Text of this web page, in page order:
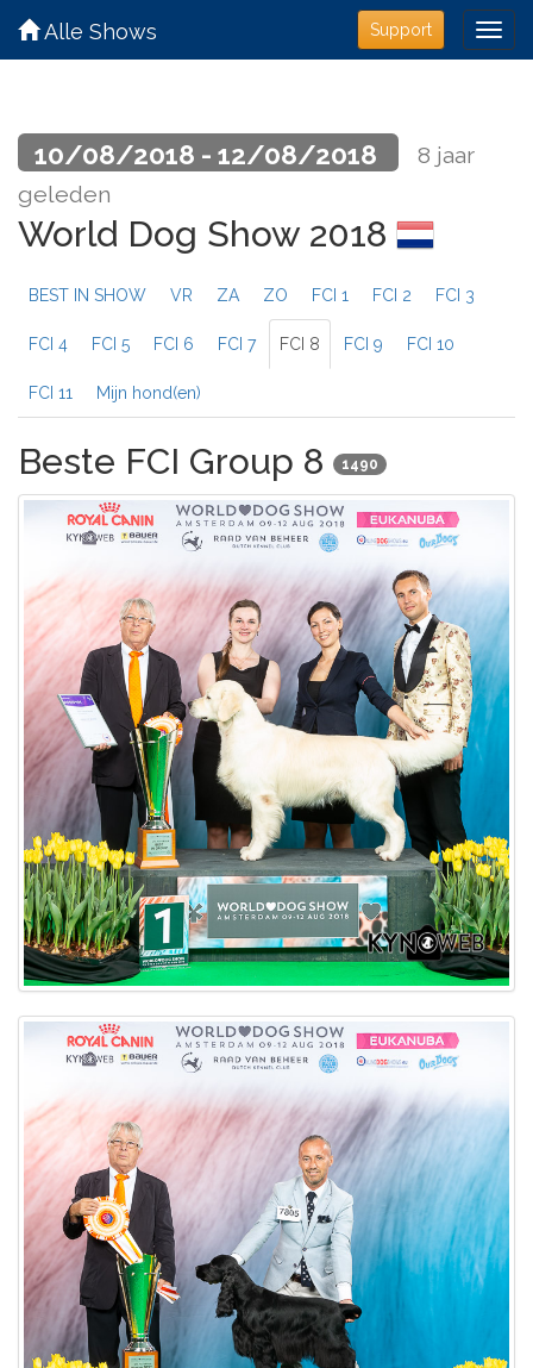
Support
Alle Shows
10/08/2018 - 12/08/2018
8 jaar
geleden
World Dog Show 2018
BEST IN SHOW VR ZA ZO FCI 1 FCI 2 FCI 3
FCI 4 FCI 5 FCI 6 FCI 7 FCI 8 FCI 9 FCI 10
FCI 11 Mijn hond(en)
Beste FCI Group 8 1490